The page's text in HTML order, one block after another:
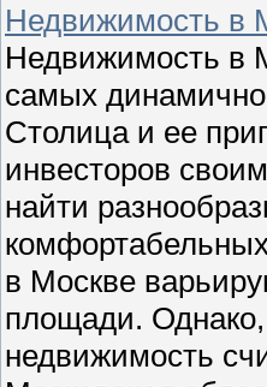
Недвижимость в
Недвижимость в
самых
Столица и ее
инвесторов
найти
в Москве
площади.
недвижимость